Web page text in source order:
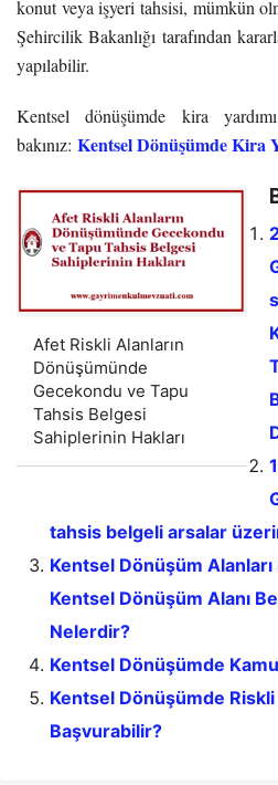
konut veya işyeri tahsisi, mümkün
Şehircilik Bakanlığı tarafından
yapılabilir.
Kentsel dönüşümde kira
bakınız: Kentsel Dönüşümde Kira
Afet Riskli Alanların
Dönüşümünde
Gecekondu ve Tapu
Tahsis Belgesi
Sahiplerinin Hakları
tahsis belgeli arsalar
Kentsel Dönüşüm Alanları
Kentsel Dönüşüm Alanı
Nelerdir?
Kentsel Dönüşümde
Kentsel Dönüşümde
Başvurabilir?